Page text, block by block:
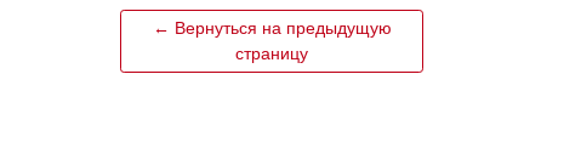
← Вернуться на предыдущую
страницу